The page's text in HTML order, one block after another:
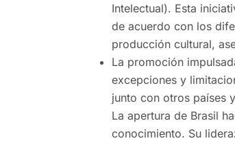
Intelectual). Esta
de acuerdo con los
producción cultural,
La promoción
excepciones y
junto con otros países
La apertura de Brasil
conocimiento. Su